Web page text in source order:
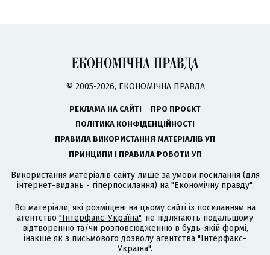
© 2005-2026, ЕКОНОМІЧНА ПРАВДА
РЕКЛАМА НА САЙТІ
ПРО ПРОЄКТ
ПОЛІТИКА КОНФІДЕНЦІЙНОСТІ
ПРАВИЛА ВИКОРИСТАННЯ МАТЕРІАЛІВ УП
ПРИНЦИПИ І ПРАВИЛА РОБОТИ УП
Використання матеріалів сайту лише за умови посилання (для
інтернет-видань - гіперпосилання) на "Економічну правду".
Всі матеріали, які розміщені на цьому сайті із посиланням на
агентство "Інтерфакс-Україна", не підлягають подальшому
відтворенню та/чи розповсюдженню в будь-якій формі,
інакше як з письмового дозволу агентства "Інтерфакс-
Україна".